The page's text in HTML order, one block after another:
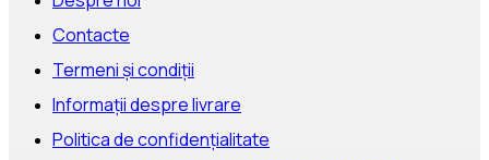
Contacte
Termeni și condiții
Informații despre livrare
Politica de confidențialitate